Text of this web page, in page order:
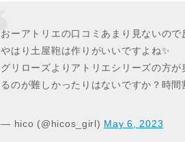
おーアトリエの口コミあまり見ないので
やはり土屋鞄は作りがいいですよね✨
グリローズよりアトリエシリーズの方
るのが難しかったりはないですか？時
— hico (@hicos_girl) May 6, 2023